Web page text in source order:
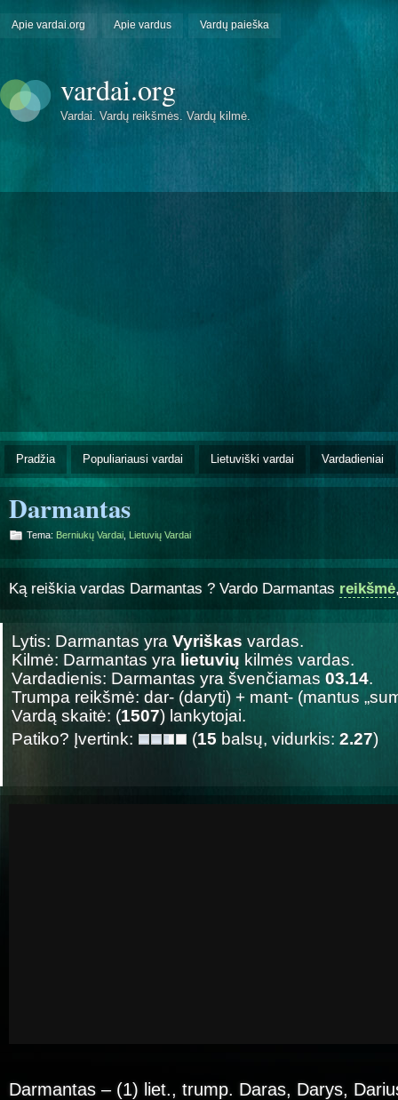
Apie vardai.org Apie vardus Vardų paieška
vardai.org
Vardai. Vardų reikšmės. Vardų kilmė.
Pradžia Populiariausi vardai Lietuviški vardai Vardadieniai
Darmantas
Tema: Berniukų Vardai Lietuvių Vardai
Ką reiškia vardas Darmantas ? Vardo Darmantas reikšmė
Lytis: Darmantas yra Vyriškas vardas.
Kilmė: Darmantas yra lietuvių kilmės vardas.
Vardadienis: Darmantas yra švenčiamas 03.14.
Trumpa reikšmė: dar- (daryti) + mant- (mantus
Vardą skaitė: (1507) lankytojai.
Patiko? Įvertink:
(15 balsų, vidurkis: 2.27)
Darmantas – (1) liet., trump. Daras, Darys,